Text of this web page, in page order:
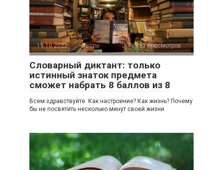
19.10.2022 Тесты 73 833 просмотров
Словарный диктант: только
истинный знаток предмета
сможет набрать 8 баллов из 8
Всем здравствуйте. Как настроение? Как жизнь? Почему
бы не посвятить несколько минут своей жизни